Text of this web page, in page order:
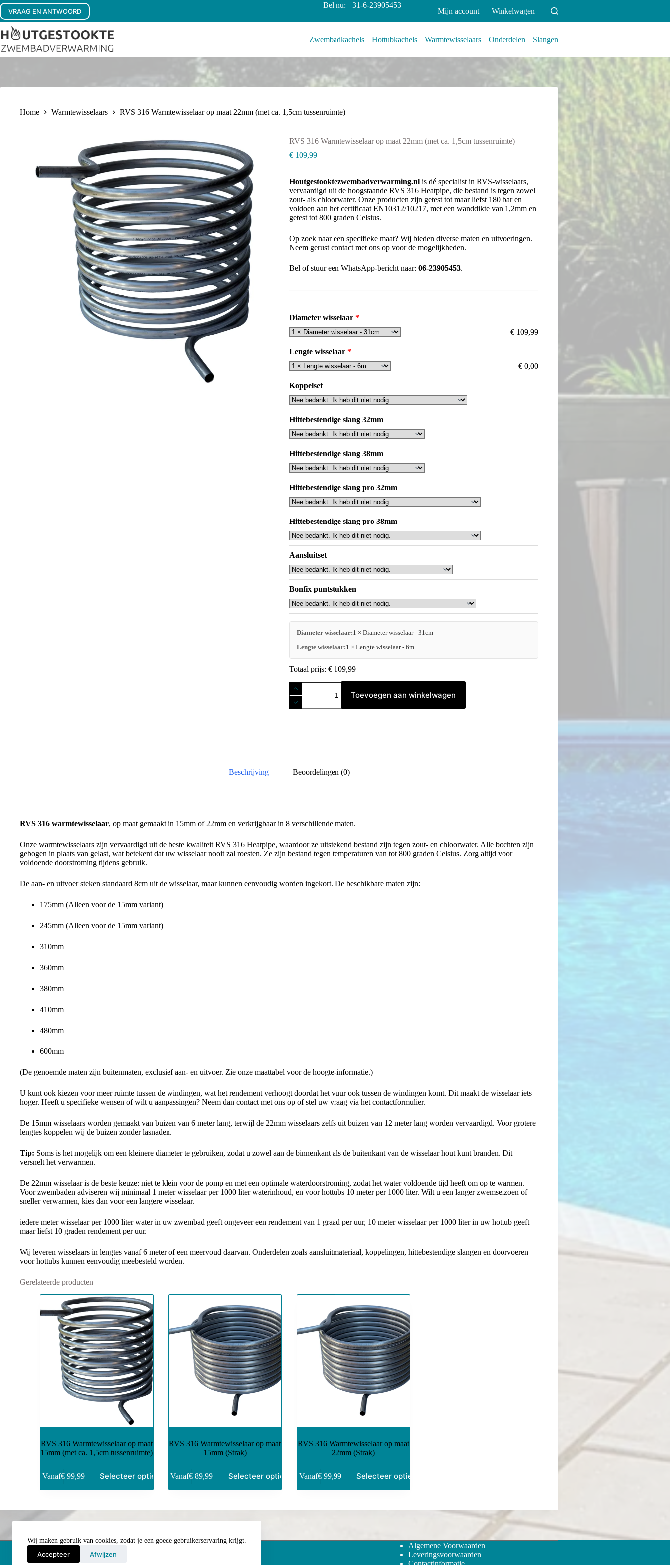
Ga
naar
de
inhoud
Wij maken gebruik van cookies, zodat je een goede gebruikerservaring krijgt.
Accepteer Afwijzen
VRAAG EN ANTWOORD
Bel nu: +31-6-23905453
Mijn account Winkelwagen
Zwembadkachels Hottubkachels Warmtewisselaars Onderdelen Slangen
Home Warmtewisselaars RVS 316 Warmtewisselaar op maat 22mm (met ca. 1,5cm tussenruimte)
RVS 316 Warmtewisselaar op maat 22mm (met ca. 1,5cm tussenruimte)
€ 109,99
Houtgestooktezwembadverwarming.nl is dé specialist in RVS-wisselaars,
vervaardigd uit de hoogstaande RVS 316 Heatpipe, die bestand is tegen zowel
zout- als chloorwater. Onze producten zijn getest tot maar liefst 180 bar en
voldoen aan het certificaat EN10312/10217, met een wanddikte van 1,2mm en
getest tot 800 graden Celsius.
Op zoek naar een specifieke maat? Wij bieden diverse maten en uitvoeringen.
Neem gerust contact met ons op voor de mogelijkheden.
Bel of stuur een WhatsApp-bericht naar: 06-23905453.
Diameter wisselaar
€ 109,99
Lengte wisselaar
€ 0,00
Koppelset
Hittebestendige slang 32mm
Hittebestendige slang 38mm
Hittebestendige slang pro 32mm
Hittebestendige slang pro 38mm
Aansluitset
Bonfix puntstukken
Diameter wisselaar:1 × Diameter wisselaar - 31cm
Lengte wisselaar:1 × Lengte wisselaar - 6m
Totaal prijs: € 109,99
RVS
316
Warmtewisselaar
op
aantal
Toevoegen aan winkelwagen
Beschrijving Beoordelingen (0)
RVS 316 warmtewisselaar, op maat gemaakt in 15mm of 22mm en verkrijgbaar in 8 verschillende maten.
Onze warmtewisselaars zijn vervaardigd uit de beste kwaliteit RVS 316 Heatpipe, waardoor ze uitstekend bestand zijn tegen zout- en chloorwater. Alle bochten zijn
gebogen in plaats van gelast, wat betekent dat uw wisselaar nooit zal roesten. Ze zijn bestand tegen temperaturen van tot 800 graden Celsius. Zorg altijd voor
voldoende doorstroming tijdens gebruik.
De aan- en uitvoer steken standaard 8cm uit de wisselaar, maar kunnen eenvoudig worden ingekort. De beschikbare maten zijn:
175mm (Alleen voor de 15mm variant)
245mm (Alleen voor de 15mm variant)
310mm
360mm
380mm
410mm
480mm
600mm
(De genoemde maten zijn buitenmaten, exclusief aan- en uitvoer. Zie onze maattabel voor de hoogte-informatie.)
U kunt ook kiezen voor meer ruimte tussen de windingen, wat het rendement verhoogt doordat het vuur ook tussen de windingen komt. Dit maakt de wisselaar iets
hoger. Heeft u specifieke wensen of wilt u aanpassingen? Neem dan contact met ons op of stel uw vraag via het contactformulier.
De 15mm wisselaars worden gemaakt van buizen van 6 meter lang, terwijl de 22mm wisselaars zelfs uit buizen van 12 meter lang worden vervaardigd. Voor grotere
lengtes koppelen wij de buizen zonder lasnaden.
Tip: Soms is het mogelijk om een kleinere diameter te gebruiken, zodat u zowel aan de binnenkant als de buitenkant van de wisselaar hout kunt branden. Dit
versnelt het verwarmen.
De 22mm wisselaar is de beste keuze: niet te klein voor de pomp en met een optimale waterdoorstroming, zodat het water voldoende tijd heeft om op te warmen.
Voor zwembaden adviseren wij minimaal 1 meter wisselaar per 1000 liter waterinhoud, en voor hottubs 10 meter per 1000 liter. Wilt u een langer zwemseizoen of
sneller verwarmen, kies dan voor een langere wisselaar.
iedere meter wisselaar per 1000 liter water in uw zwembad geeft ongeveer een rendement van 1 graad per uur, 10 meter wisselaar per 1000 liter in uw hottub geeft
maar liefst 10 graden rendement per uur.
Wij leveren wisselaars in lengtes vanaf 6 meter of een meervoud daarvan. Onderdelen zoals aansluitmateriaal, koppelingen, hittebestendige slangen en doorvoeren
voor hottubs kunnen eenvoudig meebesteld worden.
Gerelateerde producten
RVS 316 Warmtewisselaar op maat
15mm (met ca. 1,5cm tussenruimte)
Vanaf€99,99 Selecteer opties
RVS 316 Warmtewisselaar op maat
15mm (Strak)
Vanaf€ 89,99 Selecteer opties
RVS 316 Warmtewisselaar op maat
22mm (Strak)
Vanaf€99,99 Selecteer opties
Algemene Voorwaarden
Leveringsvoorwaarden